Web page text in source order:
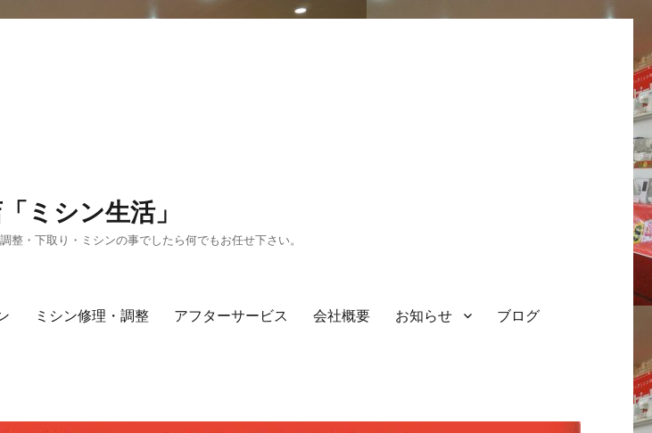
ミシン生活」
・下取り・ミシンの事でしたら何でもお任せ下さい。
ミシン修理・調整 アフターサービス 会社概要 お知らせ ブログ